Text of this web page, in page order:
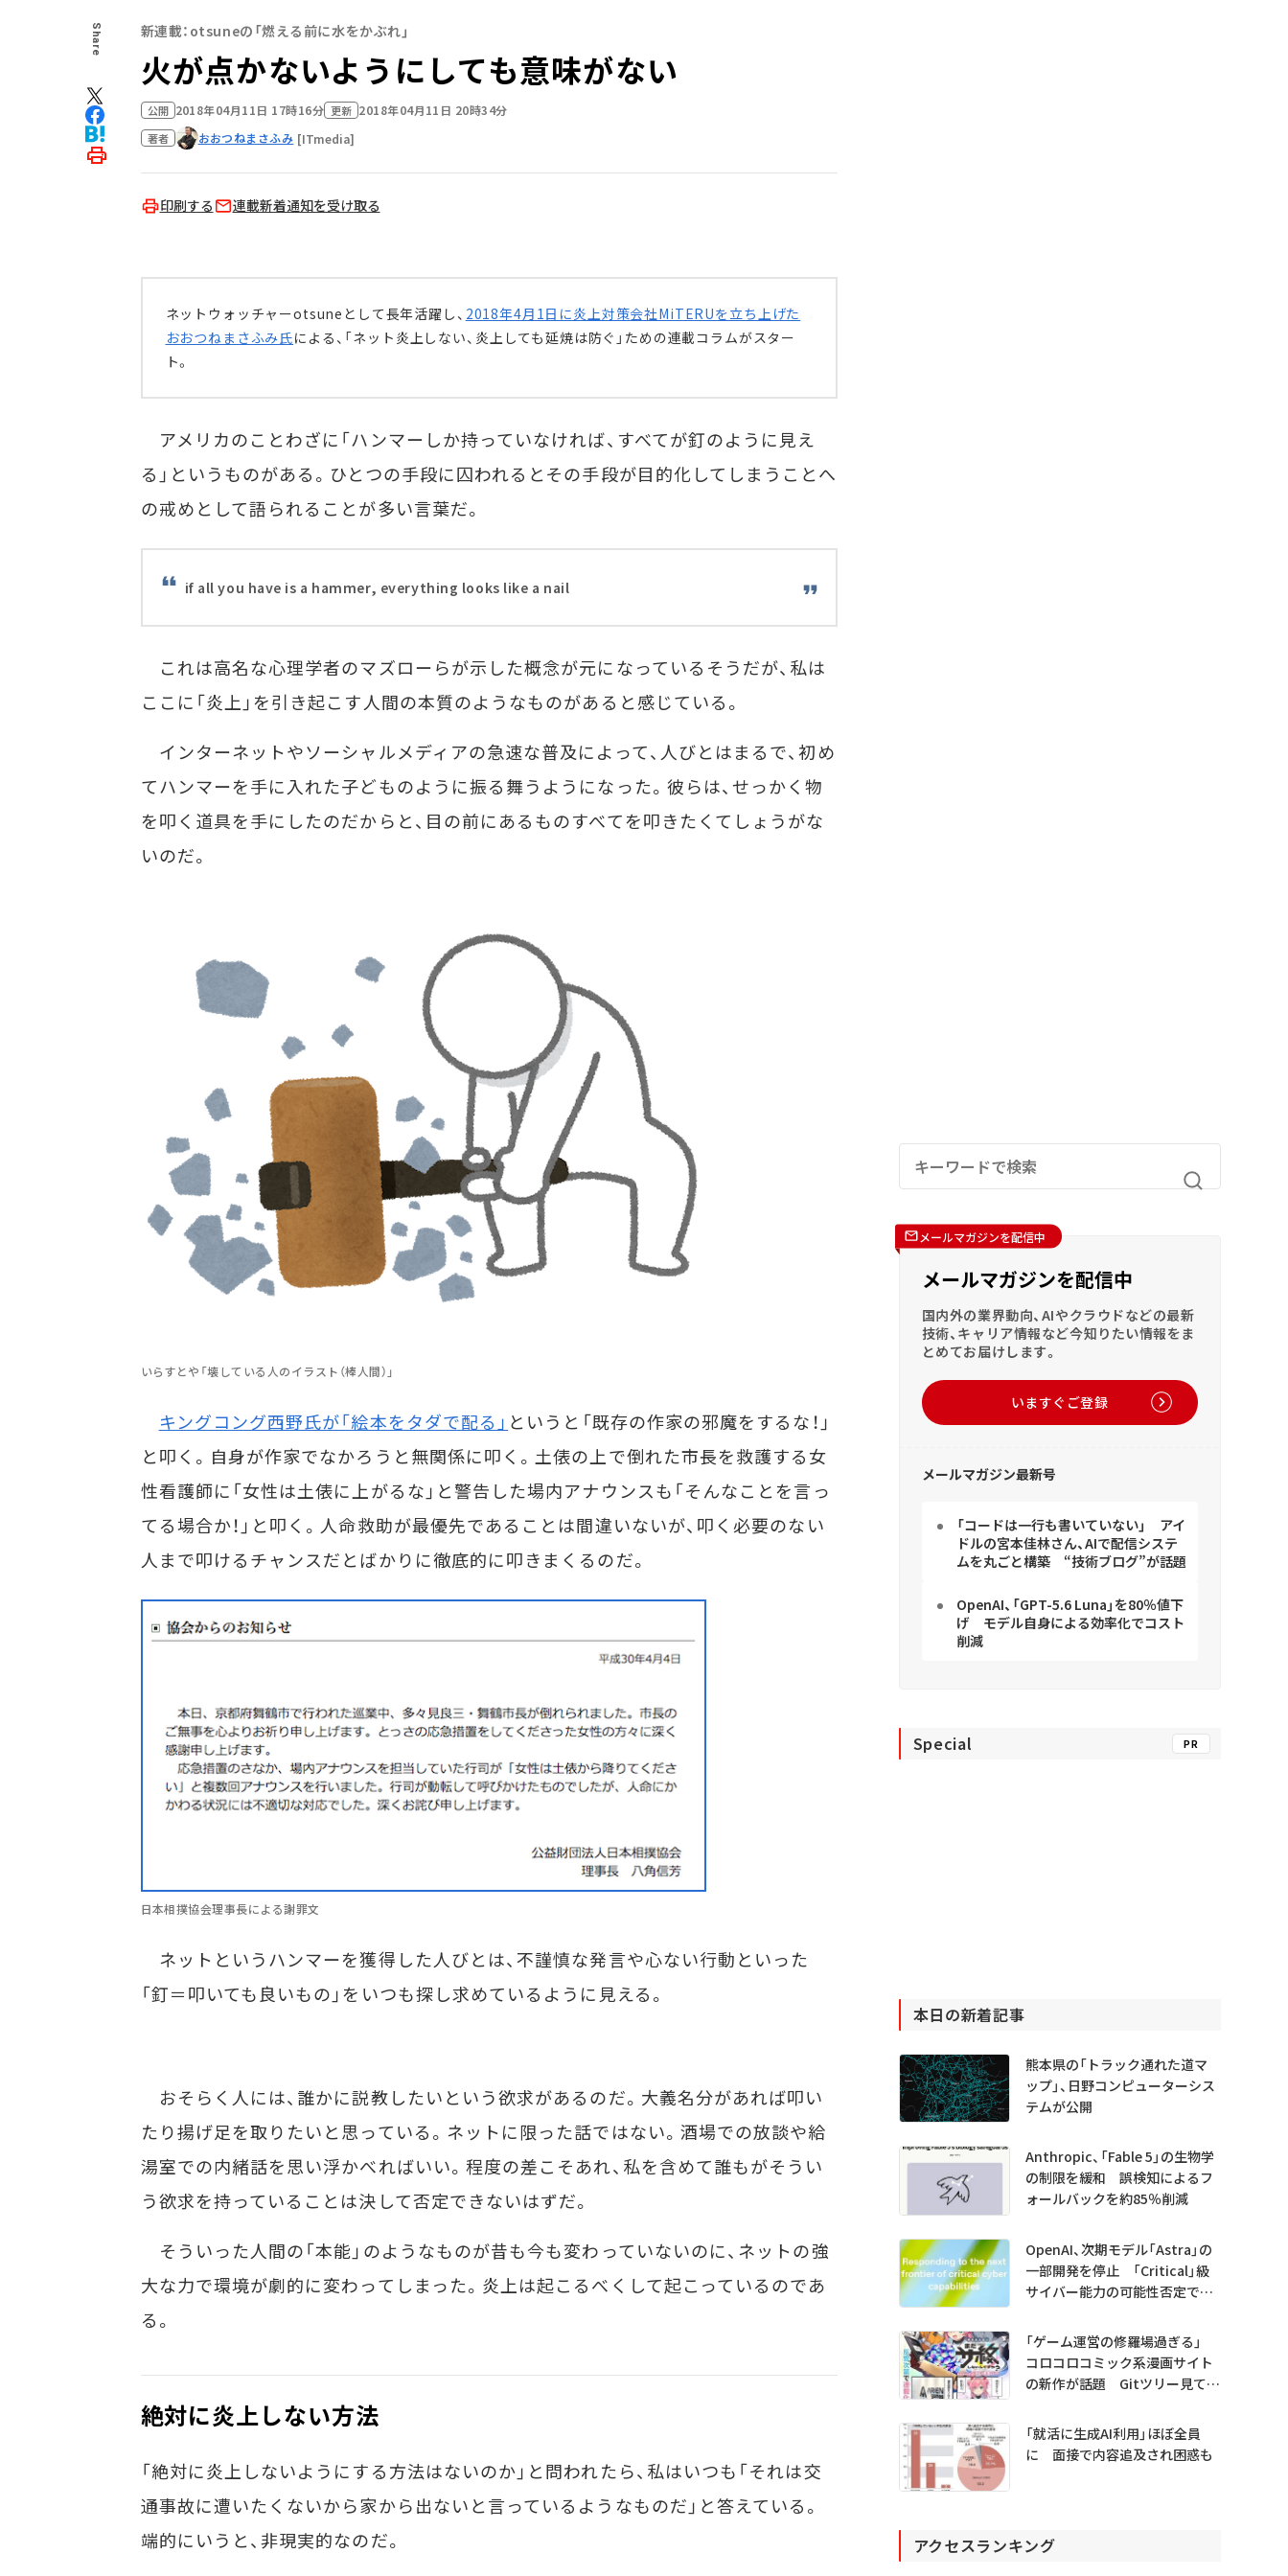
Share 新連載：otsuneの「燃える前に水をかぶれ」
火が点かないようにしても意味がない
公開 2018年04月11日 17時16分 更新 2018年04月11日 20時34分
著者 おおつねまさふみ [ITmedia]
印刷する 連載新着通知を受け取る
ネットウォッチャーotsuneとして長年活躍し、 2018年4月1日に炎上対策会社MiTERUを立ち上げた
おおつねまさふみ氏による、「ネット炎上しない、炎上しても延焼は防ぐ」ための連載コラムがスター
ト。
アメリカのことわざに「ハンマーしか持っていなければ、すべてが釘のように見え
る」というものがある。ひとつの手段に囚われるとその手段が目的化してしまうことへ
の戒めとして語られることが多い言葉だ。
if all you have is a hammer, everything looks like a nail
これは高名な心理学者のマズローらが示した概念が元になっているそうだが、私は
ここに「炎上」を引き起こす人間の本質のようなものがあると感じている。
インターネットやソーシャルメディアの急速な普及によって、人びとはまるで、初め
てハンマーを手に入れた子どものように振る舞うようになった。彼らは、せっかく物
を叩く道具を手にしたのだからと、目の前にあるものすべてを叩きたくてしょうがな
いのだ。
いらすとや「壊している人のイラスト（棒人間）」
キングコング西野氏が「絵本をタダで配る」 というと「既存の作家の邪魔をするな！」
と叩く。自身が作家でなかろうと無関係に叩く。土俵の上で倒れた市長を救護する女
性看護師に「女性は土俵に上がるな」と警告した場内アナウンスも「そんなことを言っ
てる場合か！」と叩く。人命救助が最優先であることは間違いないが、叩く必要のない
人まで叩けるチャンスだとばかりに徹底的に叩きまくるのだ。
日本相撲協会理事長による謝罪文
ネットというハンマーを獲得した人びとは、不謹慎な発言や心ない行動といった
「釘＝叩いても良いもの」をいつも探し求めているように見える。
おそらく人には、誰かに説教したいという欲求があるのだ。大義名分があれば叩い
たり揚げ足を取りたいと思っている。ネットに限った話ではない。酒場での放談や給
湯室での内緒話を思い浮かべればいい。程度の差こそあれ、私を含めて誰もがそうい
う欲求を持っていることは決して否定できないはずだ。
そういった人間の「本能」のようなものが昔も今も変わっていないのに、ネットの強
大な力で環境が劇的に変わってしまった。炎上は起こるべくして起こっているのであ
る。
絶対に炎上しない方法
「絶対に炎上しないようにする方法はないのか」と問われたら、私はいつも「それは交
通事故に遭いたくないから家から出ないと言っているようなものだ」と答えている。
端的にいうと、非現実的なのだ。
メールマガジンを配信中
メールマガジンを配信中
国内外の業界動向、AIやクラウドなどの最新
技術、キャリア情報など今知りたい情報をま
とめてお届けします。
いますぐご登録
メールマガジン最新号
「コードは一行も書いていない」 アイ
ドルの宮本佳林さん、AIで配信システ
ムを丸ごと構築 “技術ブログ”が話題
OpenAI、「GPT-5.6 Luna」を80％値下
げ モデル自身による効率化でコスト
削減
Special PR
本日の新着記事
熊本県の「トラック通れた道マ
ップ」、日野コンピューターシス
テムが公開
Anthropic、「Fable 5」の生物学
の制限を緩和 誤検知によるフ
ォールバックを約85％削減
OpenAI、次期モデル「Astra」の
一部開発を停止 「Critical」級
サイバー能力の可能性否定でき
「ゲーム運営の修羅場過ぎる」
コロコロコミック系漫画サイト
の新作が話題 Gitツリー見てガ
「就活に生成AI利用」ほぼ全員
に 面接で内容追及され困惑も
アクセスランキング